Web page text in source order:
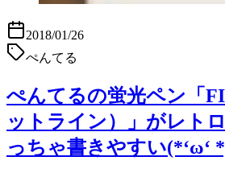
2018/01/26
ぺんてる
ぺんてるの蛍光ペン「
ットライン）」がレト
っちゃ書きやすい(*‘ω‘